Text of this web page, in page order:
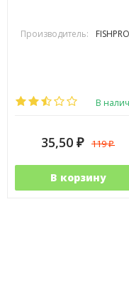
Производитель:
В
35,50 ₽ 119₽
В корзину